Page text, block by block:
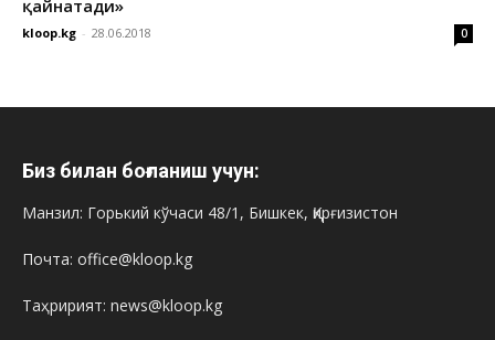
қайнатади»
kloop.kg - 28.06.2018 0
Биз билан боғланиш учун:
Манзил: Горький кўчаси 48/1, Бишкек, Қирғизистон
Почта: office@kloop.kg
Таҳририят: news@kloop.kg